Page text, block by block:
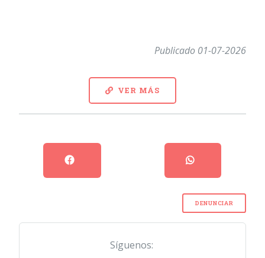
Publicado 01-07-2026
VER MÁS
DENUNCIAR
Síguenos: